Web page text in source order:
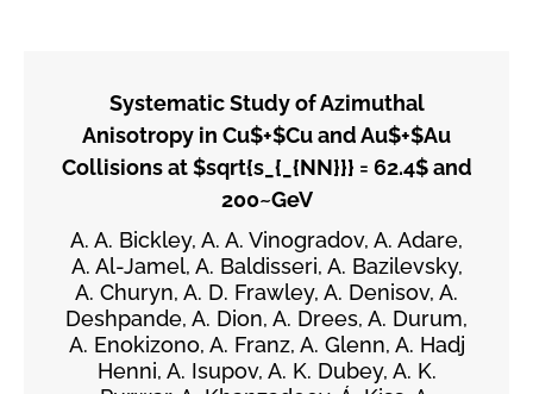
Systematic Study of Azimuthal
Anisotropy in Cu$+$Cu and Au$+$Au
Collisions at $sqrt{s_{_{NN}}} = 62.4$ and
200~GeV
A. A. Bickley, A. A. Vinogradov, A. Adare,
A. Al-Jamel, A. Baldisseri, A. Bazilevsky,
A. Churyn, A. D. Frawley, A. Denisov, A.
Deshpande, A. Dion, A. Drees, A. Durum,
A. Enokizono, A. Franz, A. Glenn, A. Hadj
Henni, A. Isupov, A. K. Dubey, A. K.